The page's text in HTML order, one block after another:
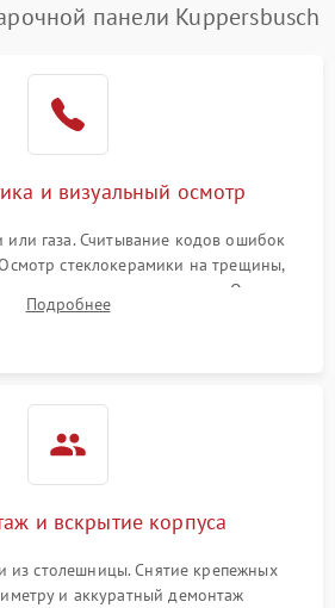
панели Kuppersbusch
и визуальный осмотр
или газа. Считывание кодов ошибок
стеклокерамики на трещины,
на равномерность нагрева. Опрос
(не включается, не видит посуду,
Подробнее
и вскрытие корпуса
из столешницы. Снятие крепежных
и аккуратный демонтаж